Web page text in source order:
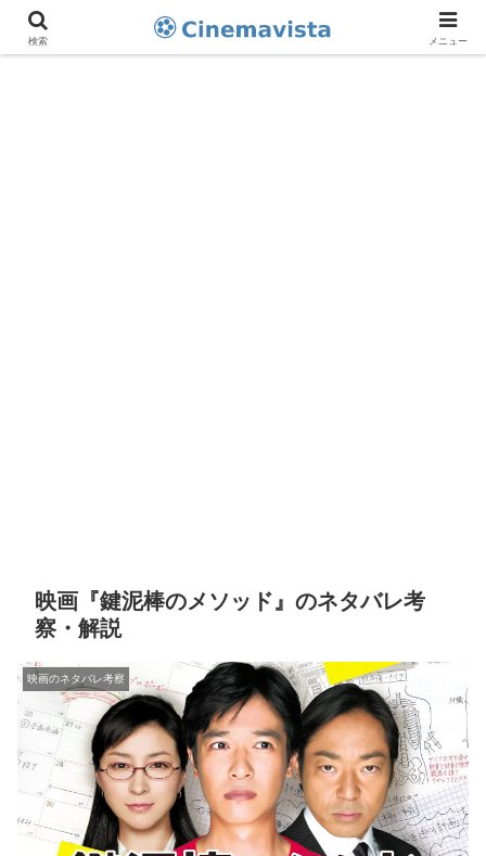
映画『鍵泥棒のメソッド』のネタバレ考
察・解説
映画のネタバレ考察
検索 メニュー